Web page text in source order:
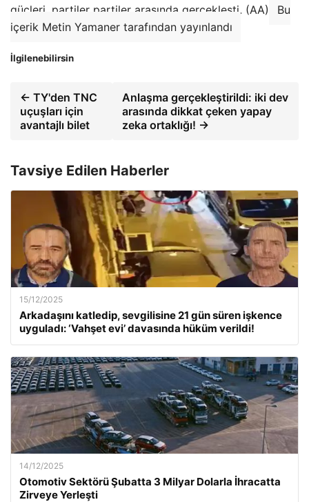
güçleri, partiler partiler arasında gerçekleşti. (AA)
Bu
içerik Metin Yamaner tarafından yayınlandı
İlgilenebilirsin
← TY'den TNC
uçuşları için
avantajlı bilet
Anlaşma gerçekleştirildi: iki dev
arasında dikkat çeken yapay
zeka ortaklığı! →
Tavsiye Edilen Haberler
15/12/2025
Arkadaşını katledip, sevgilisine 21 gün süren işkence
uyguladı: ‘Vahşet evi’ davasında hüküm verildi!
14/12/2025
Otomotiv Sektörü Şubatta 3 Milyar Dolarla İhracatta
Zirveye Yerleşti